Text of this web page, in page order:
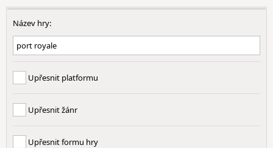
Název hry:
Upřesnit platformu
Upřesnit žánr
Upřesnit formu hry